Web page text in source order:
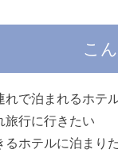
こ
れで泊まれるホテ
旅行に行きたい
るホテルに泊まり